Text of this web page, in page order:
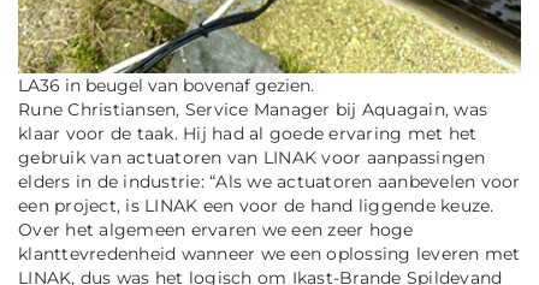
LA36 in beugel van bovenaf gezien.
Rune Christiansen, Service Manager bij Aquagain, was
klaar voor de taak. Hij had al goede ervaring met het
gebruik van actuatoren van LINAK voor aanpassingen
elders in de industrie: “Als we actuatoren aanbevelen voor
een project, is LINAK een voor de hand liggende keuze.
Over het algemeen ervaren we een zeer hoge
klanttevredenheid wanneer we een oplossing leveren met
LINAK, dus was het logisch om Ikast-Brande Spildevand